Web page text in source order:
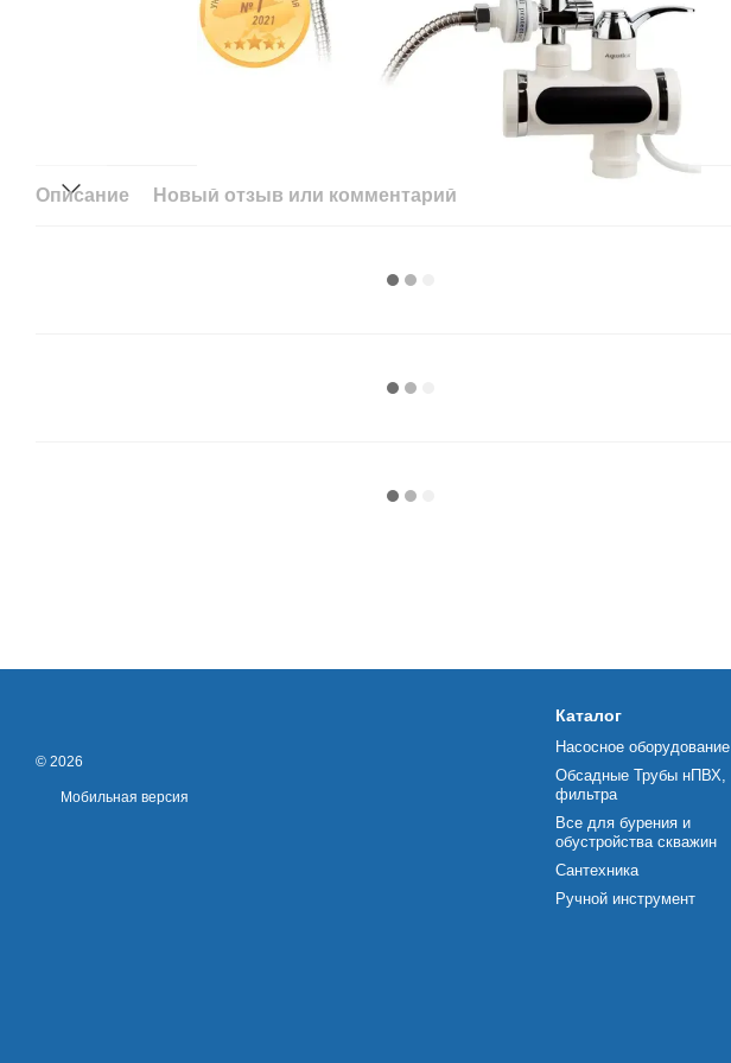
Описание Новый отзыв или комментарий
© 2026
Мобильная версия
Каталог
Насосное оборудование
Обсадные Трубы нПВХ,
фильтра
Все для бурения и
обустройства скважин
Сантехника
Ручной инструмент